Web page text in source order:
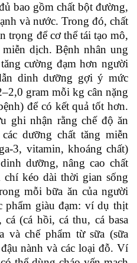
bao gồm chất bột đường,
và nước. Trong đó, chất
trọng để cơ thể tái tạo mô,
dịch. Bệnh nhân ung
cường đạm hơn người
dinh dưỡng gợi ý mức
gram mỗi kg cân nặng
để có kết quả tốt hơn.
ghi nhận rằng chế độ ăn
dưỡng chất tăng miễn
3, vitamin, khoáng chất)
dưỡng, nâng cao chất
chí kéo dài thời gian sống
mỗi bữa ăn của người
phẩm giàu đạm: ví dụ thịt
(cá hồi, cá thu, cá basa
và chế phẩm từ sữa (sữa
nành và các loại đỗ. Ví